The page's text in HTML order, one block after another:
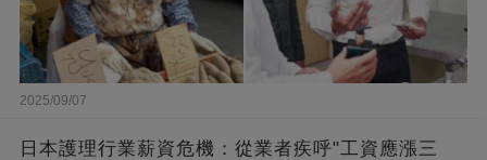
2025/09/07
日本護理行業薪資危機：從業者疾呼"工資應漲三